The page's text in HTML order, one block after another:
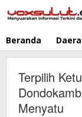
ke
Beranda
Terpilih
Menyatu